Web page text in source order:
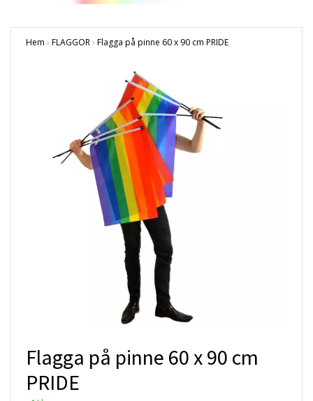
Hem › FLAGGOR› Flagga på pinne 60 x 90 cm PRIDE
Flagga på pinne 60 x 90 cm
PRIDE